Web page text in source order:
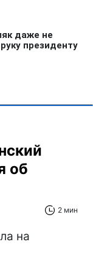
об
2 мин
на